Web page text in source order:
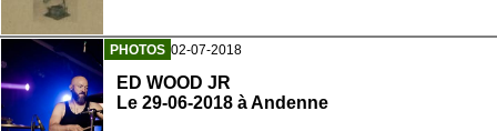
PHOTOS 02-07-2018
ED WOOD JR
Le 29-06-2018 à Andenne